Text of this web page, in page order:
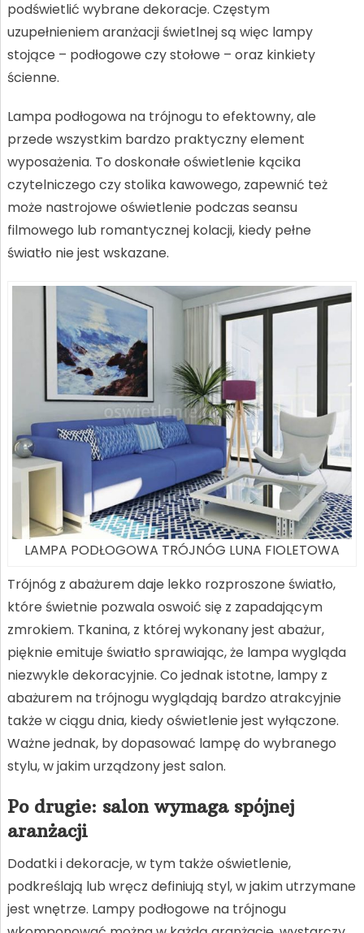
podświetlić wybrane dekoracje. Częstym
uzupełnieniem aranżacji świetlnej są więc lampy
stojące – podłogowe czy stołowe – oraz kinkiety
ścienne.
Lampa podłogowa na trójnogu to efektowny, ale
przede wszystkim bardzo praktyczny element
wyposażenia. To doskonałe oświetlenie kącika
czytelniczego czy stolika kawowego, zapewnić też
może nastrojowe oświetlenie podczas seansu
filmowego lub romantycznej kolacji, kiedy pełne
światło nie jest wskazane.
LAMPA PODŁOGOWA TRÓJNÓG LUNA FIOLETOWA
Trójnóg z abażurem daje lekko rozproszone światło,
które świetnie pozwala oswoić się z zapadającym
zmrokiem. Tkanina, z której wykonany jest abażur,
pięknie emituje światło sprawiając, że lampa wygląda
niezwykle dekoracyjnie. Co jednak istotne, lampy z
abażurem na trójnogu wyglądają bardzo atrakcyjnie
także w ciągu dnia, kiedy oświetlenie jest wyłączone.
Ważne jednak, by dopasować lampę do wybranego
stylu, w jakim urządzony jest salon.
Po drugie: salon wymaga spójnej
aranżacji
Dodatki i dekoracje, w tym także oświetlenie,
podkreślają lub wręcz definiują styl, w jakim utrzymane
jest wnętrze. Lampy podłogowe na trójnogu